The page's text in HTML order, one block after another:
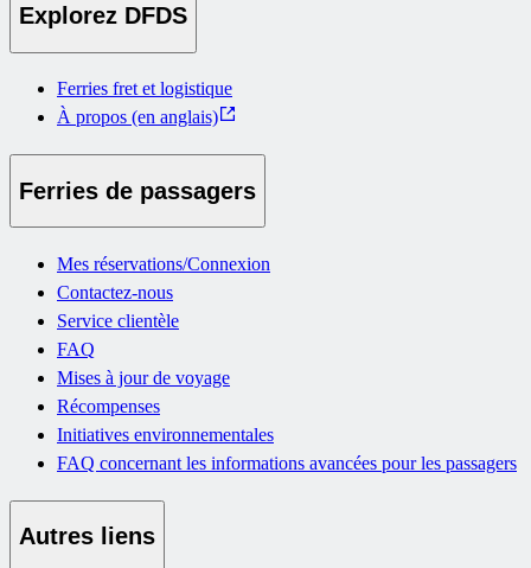
Explorez DFDS
Ferries fret et logistique
À propos (en anglais)
Ferries de passagers
Mes réservations/Connexion
Contactez-nous
Service clientèle
FAQ
Mises à jour de voyage
Récompenses
Initiatives environnementales
FAQ concernant les informations avancées pour les passagers
Autres liens